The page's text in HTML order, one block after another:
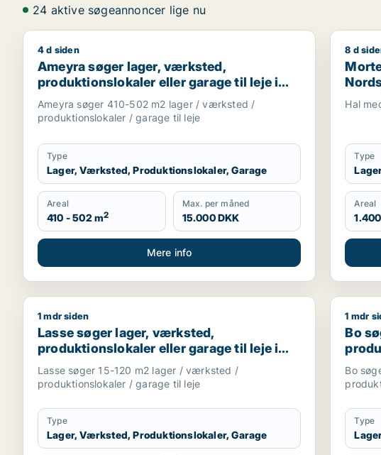
24 aktive søgeannoncer lige nu
Ameyra søger lager, værksted, produktionslokaler eller
4 d siden
Ameyra søger lager, værksted,
produktionslokaler eller garage til leje i
Holte, Vedbæk eller Hørsholm m.fl.
Ameyra søger 410-502 m2 lager / værksted /
produktionslokaler / garage til leje
Type
Lager, Værksted, Produktionslokaler, Garage
Areal
410 - 502 m2
Max. per måned
15.000 DKK
Mere info
8 d
Hal
Type
Areal
Lasse søger lager, værksted, produktionslokaler eller garage
1 mdr siden
Lasse søger lager, værksted,
produktionslokaler eller garage til leje i
Storkøbenhavn
Lasse søger 15-120 m2 lager / værksted /
produktionslokaler / garage til leje
Type
Lager, Værksted, Produktionslokaler, Garage
Bo
1 mdr
Bo
Bo
Type